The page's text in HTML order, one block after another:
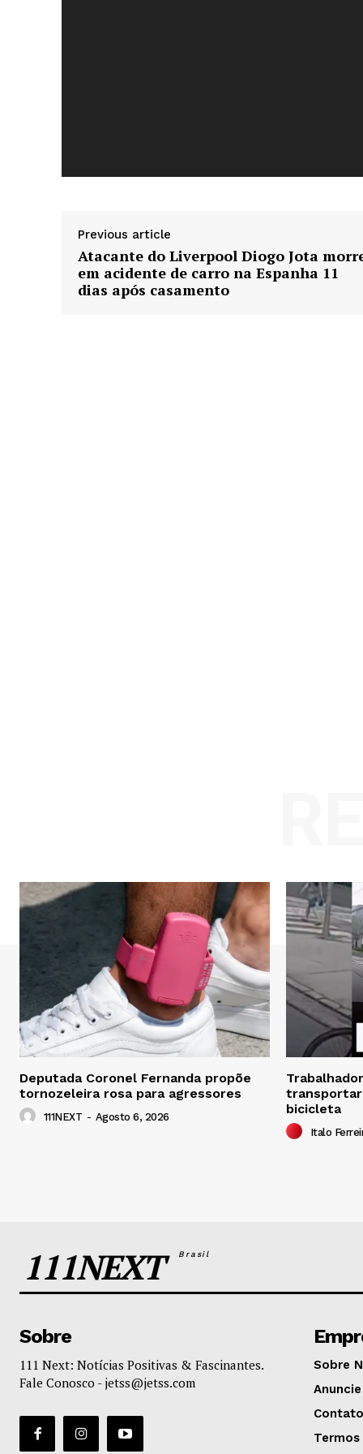
Previous article
Atacante do Liverpool Diogo Jota
em acidente de carro na Espanha 11
dias após casamento
Deputada Coronel Fernanda propõe
tornozeleira rosa para agressores
111NEXT - Agosto 6, 2026
transportar
bicicleta
Italo
111NEXTBrasil
Sobre
111 Next: Notícias Positivas & Fascinantes.
Fale Conosco - jetss@jetss.com
Sobre
Anuncie
Contato